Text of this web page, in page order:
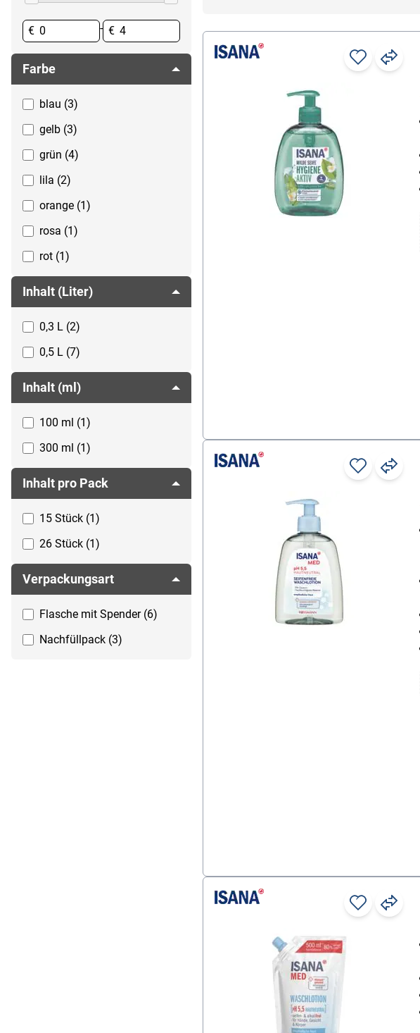
€ - €
Farbe
blau (3)
gelb (3)
grün (4)
lila (2)
orange (1)
rosa (1)
rot (1)
transparent (4)
weiß (11)
Inhalt (Liter)
0,3 L (2)
0,5 L (7)
Inhalt (ml)
100 ml (1)
300 ml (1)
Inhalt pro Pack
15 Stück (1)
26 Stück (1)
Verpackungsart
Flasche mit Spender (6)
Nachfüllpack (3)